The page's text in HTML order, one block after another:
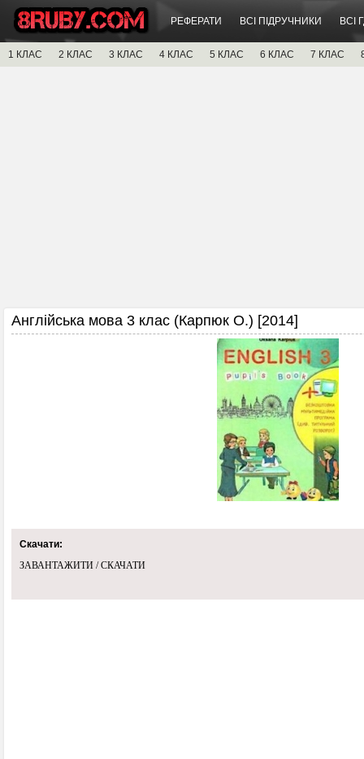
РЕФЕРАТИ ВСІ ПІДРУЧНИКИ ВСІ
1 КЛАС 2 КЛАС 3 КЛАС 4 КЛАС 5 КЛАС 6 КЛАС 7 КЛАС
Англійська мова 3 клас (Карпюк О.) [2014]
Скачати:
ЗАВАНТАЖИТИ / СКАЧАТИ